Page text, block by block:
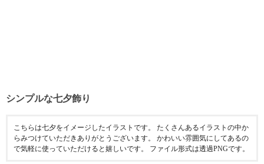
シンプルな七夕飾り
こちらは七夕をイメージしたイラストです。 たくさんあるイラストの中か
らみつけていただきありがとうございます。 かわいい雰囲気にしてあるの
で気軽に使っていただけると嬉しいです。 ファイル形式は透過PNGです。